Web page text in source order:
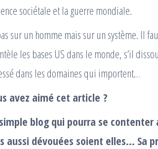
sociétale et la guerre mondiale.
sur un homme mais sur un système. Il
les bases US dans le monde, s’il
dans les domaines qui importent…
avez aimé cet article ?
blog qui pourra se
aussi dévouées soient elles… Sa